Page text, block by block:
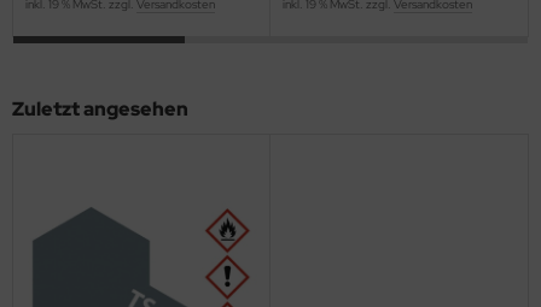
inkl. 19 % MwSt. zzgl. Versandkosten
inkl. 19 % MwSt. zzgl. Versandkosten
Zuletzt angesehen
Hobby / Gunze Sangyo